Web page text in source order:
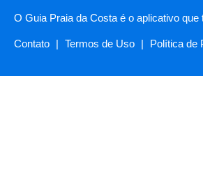
O Guia Praia da Costa é o aplicativo
Contato | Termos de Uso | Política de